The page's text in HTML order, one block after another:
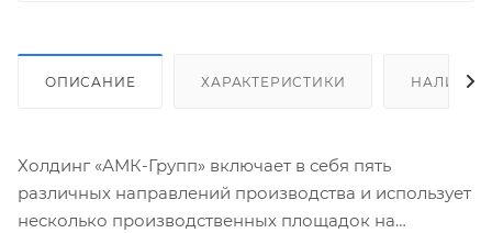
ОПИСАНИЕ ХАРАКТЕРИСТИКИ НАЛИЧИЕ
Холдинг «АМК-Групп» включает в себя пять
различных направлений производства и использует
несколько производственных площадок на